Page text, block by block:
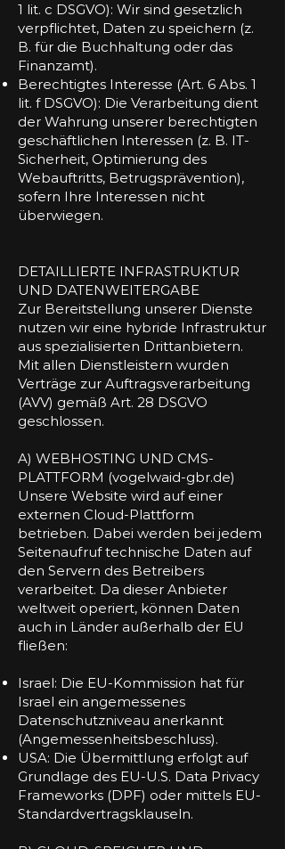
1 lit. c DSGVO): Wir sind gesetzlich
verpflichtet, Daten zu speichern (z.
B. für die Buchhaltung oder das
Finanzamt).
Berechtigtes Interesse (Art. 6 Abs. 1
lit. f DSGVO): Die Verarbeitung dient
der Wahrung unserer berechtigten
geschäftlichen Interessen (z. B. IT-
Sicherheit, Optimierung des
Webauftritts, Betrugsprävention),
sofern Ihre Interessen nicht
überwiegen.
DETAILLIERTE INFRASTRUKTUR
UND DATENWEITERGABE
Zur Bereitstellung unserer Dienste
nutzen wir eine hybride Infrastruktur
aus spezialisierten Drittanbietern.
Mit allen Dienstleistern wurden
Verträge zur Auftragsverarbeitung
(AVV) gemäß Art. 28 DSGVO
geschlossen.
A) WEBHOSTING UND CMS-
PLATTFORM (vogelwaid-gbr.de)
Unsere Website wird auf einer
externen Cloud-Plattform
betrieben. Dabei werden bei jedem
Seitenaufruf technische Daten auf
den Servern des Betreibers
verarbeitet. Da dieser Anbieter
weltweit operiert, können Daten
auch in Länder außerhalb der EU
fließen:
Israel: Die EU-Kommission hat für
Israel ein angemessenes
Datenschutzniveau anerkannt
(Angemessenheitsbeschluss).
USA: Die Übermittlung erfolgt auf
Grundlage des EU-U.S. Data Privacy
Frameworks (DPF) oder mittels EU-
Standardvertragsklauseln.